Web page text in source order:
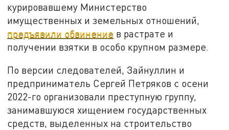
курировавшему Министерство
имущественных и земельных отношений,
предъявили обвинение в растрате и
получении взятки в особо крупном размере.
По версии следователей, Зайнуллин и
предприниматель Сергей Петряков с осени
2022-го организовали преступную группу,
занимавшуюся хищением государственных
средств, выделенных на строительство